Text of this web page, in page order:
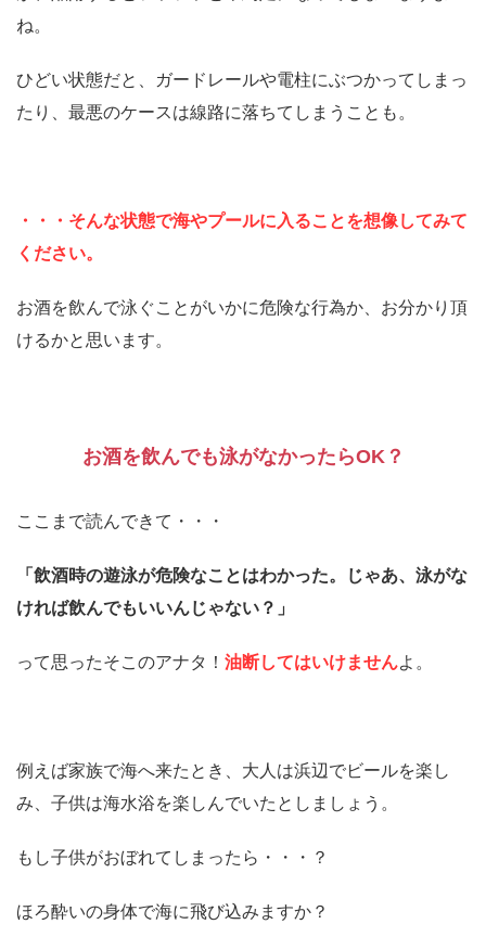
ね。
ひどい状態だと、ガードレールや電柱にぶつかってしまっ
たり、最悪のケースは線路に落ちてしまうことも。
・・・そんな状態で海やプールに入ることを想像してみて
ください。
お酒を飲んで泳ぐことがいかに危険な行為か、お分かり頂
けるかと思います。
お酒を飲んでも泳がなかったらOK？
ここまで読んできて・・・
「飲酒時の遊泳が危険なことはわかった。じゃあ、泳がな
ければ飲んでもいいんじゃない？」
って思ったそこのアナタ！ 油断してはいけませんよ。
例えば家族で海へ来たとき、大人は浜辺でビールを楽し
み、子供は海水浴を楽しんでいたとしましょう。
もし子供がおぼれてしまったら・・・？
ほろ酔いの身体で海に飛び込みますか？